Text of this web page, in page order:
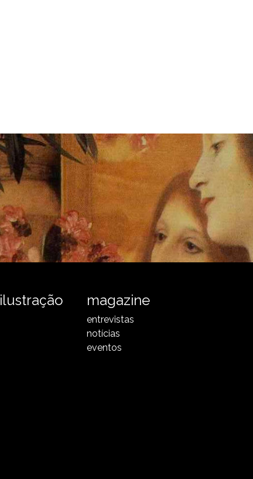
ilustração magazine
entrevistas
notícias
eventos